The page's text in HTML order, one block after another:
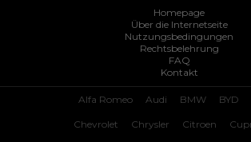
Homepage
Über die Internetseite
Nutzungsbedingungen
Rechtsbelehrung
FAQ
Kontakt
Alfa Romeo Audi BMW BYD
Chevrolet Chrysler Citroen